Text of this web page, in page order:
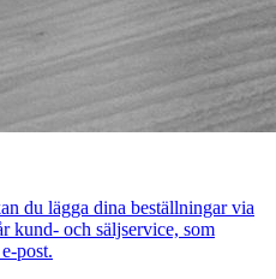
du lägga dina beställningar via
kund- och säljservice, som
post.